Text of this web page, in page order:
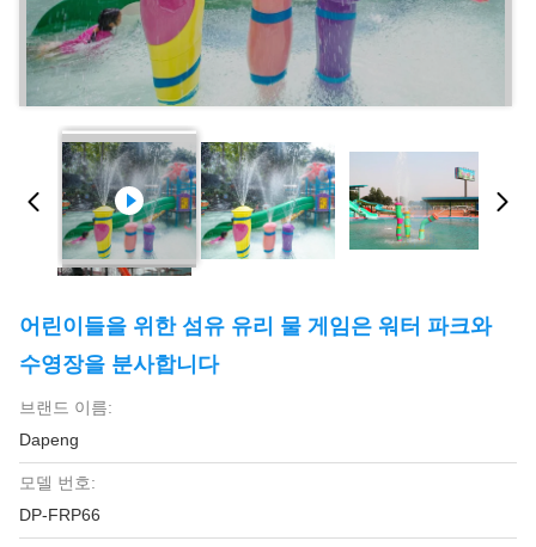
어린이들을 위한 섬유 유리 물 게임은 워터 파크와
수영장을 분사합니다
브랜드 이름:
Dapeng
모델 번호:
DP-FRP66